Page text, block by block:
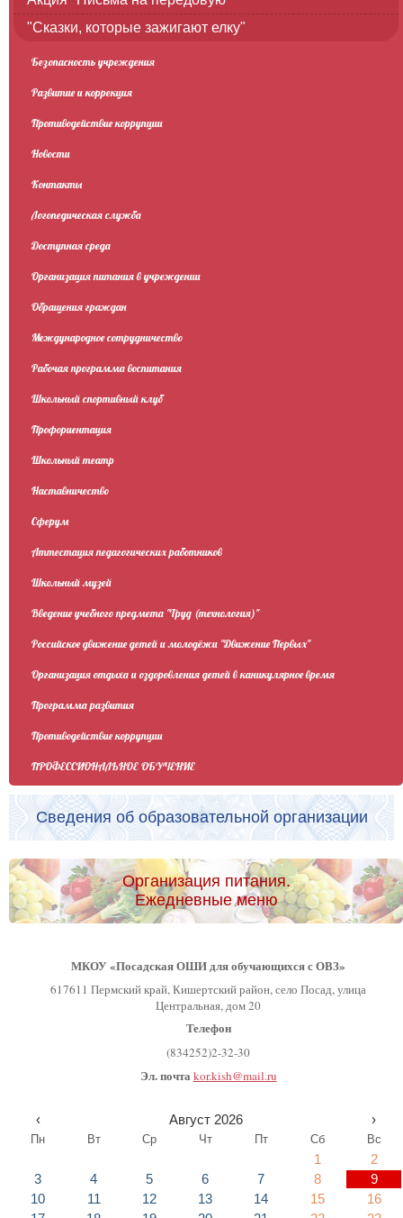
"Сказки, которые зажигают елку"
Безопасность учреждения
Развитие и коррекция
Противодействие коррупции
Новости
Контакты
Логопедическая служба
Доступная среда
Организация питания в учреждении
Обращения граждан
Международное сотрудничество
Рабочая программа воспитания
Школьный спортивный клуб
Профориентация
Школьный театр
Наставничество
Сферум
Аттестация педагогических работников
Школьный музей
Введение учебного предмета "Труд (технология)"
Российское движение детей и молодёжи "Движение Первых"
Организация отдыха и оздоровления детей в каникулярное время
Программа развития
Противодействие коррупции
ПРОФЕССИОНАЛЬНОЕ ОБУЧЕНИЕ
Сведения об образовательной организации
Организация питания.
Ежедневные меню
МКОУ «Посадская ОШИ для обучающихся с ОВЗ»
617611 Пермский край, Кишертский район, село Посад, улица
Центральная, дом 20
Телефон
(834252)2-32-30
Эл. почта kor.kish@mail.ru
‹ Август 2026 ›
Пн Вт Ср Чт Пт Сб Вс
1
2
3
4 5 6 7 8
9
10
11 12 13 14 15
16